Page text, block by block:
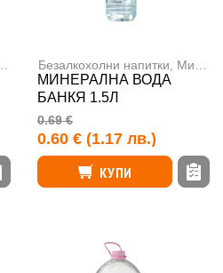
Безалкохолни напитки Минерална вода
МИНЕРАЛНА ВОДА
БАНКЯ 1.5Л
0.69 €
0.60 € (1.17 лв.)
КУПИ